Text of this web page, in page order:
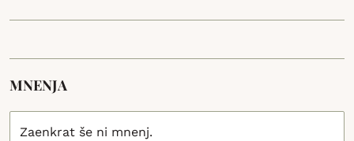
MNENJA
Zaenkrat še ni mnenj.